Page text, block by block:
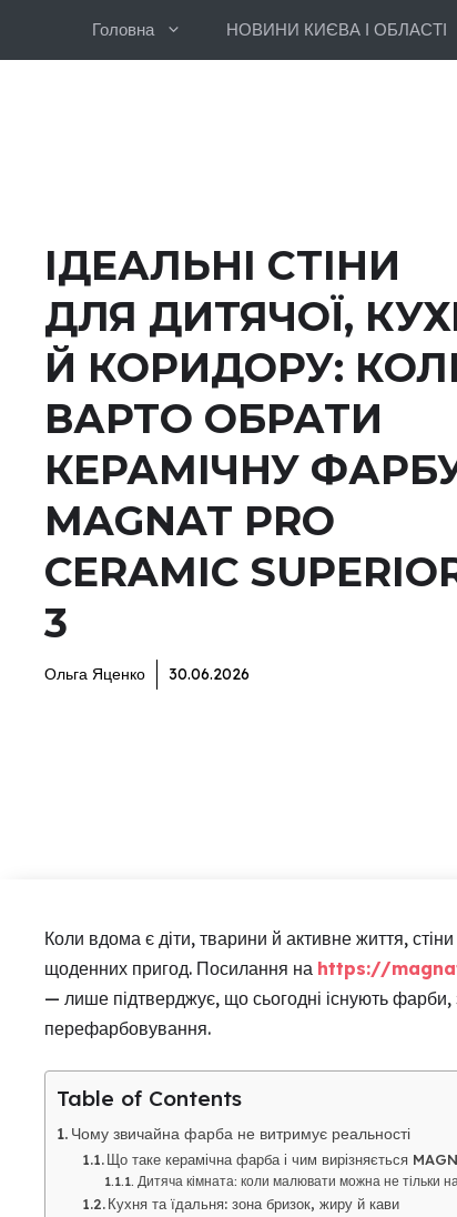
Головна НОВИНИ КИЄВА І ОБЛАСТІ
ІДЕАЛЬНІ СТІНИ
ДЛЯ ДИТЯЧОЇ,
Й КОРИДОРУ:
ВАРТО ОБРАТИ
КЕРАМІЧНУ
MAGNAT PRO
CERAMIC
3
Ольга Яценко 30.06.2026
Коли вдома є діти, тварини й активне життя,
щоденних пригод. Посилання на https://
— лише підтверджує, що сьогодні існують фарби,
перефарбовування.
Table of Contents
Чому звичайна фарба не витримує реальності
Що таке керамічна фарба і чим вирізняється
Дитяча кімната: коли малювати можна не тільки
Кухня та їдальня: зона бризок, жиру й кави